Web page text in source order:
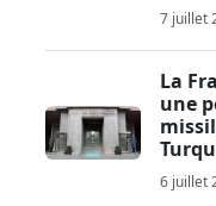
7 juillet
La
une
6 juillet